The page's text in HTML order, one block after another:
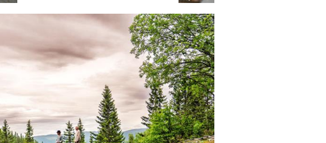
Aktivitetspark for heile familien - med
ein vassførande modell av
Telemarkskanalen i målestokk 1:1000.
Her kan du sluse og vere med på andre
aktivitetar.